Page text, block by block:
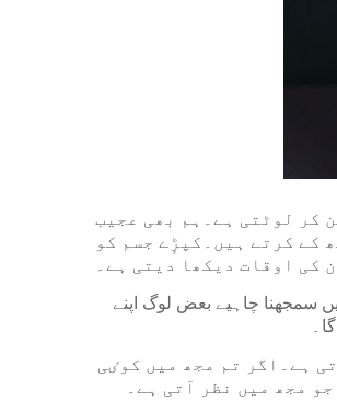
کر لوٹتی ہے۔ہم بھی عجیب
کے کرتے ہیں۔کپڑٕے جسم کو
کی اوقات دیکھا دیتی ہے۔
سمجھنا چاہیے بعض لوگ اپنے
ہے۔اگر تم مجھ میں کوٸی
مجھ میں نظر آتی ہے۔